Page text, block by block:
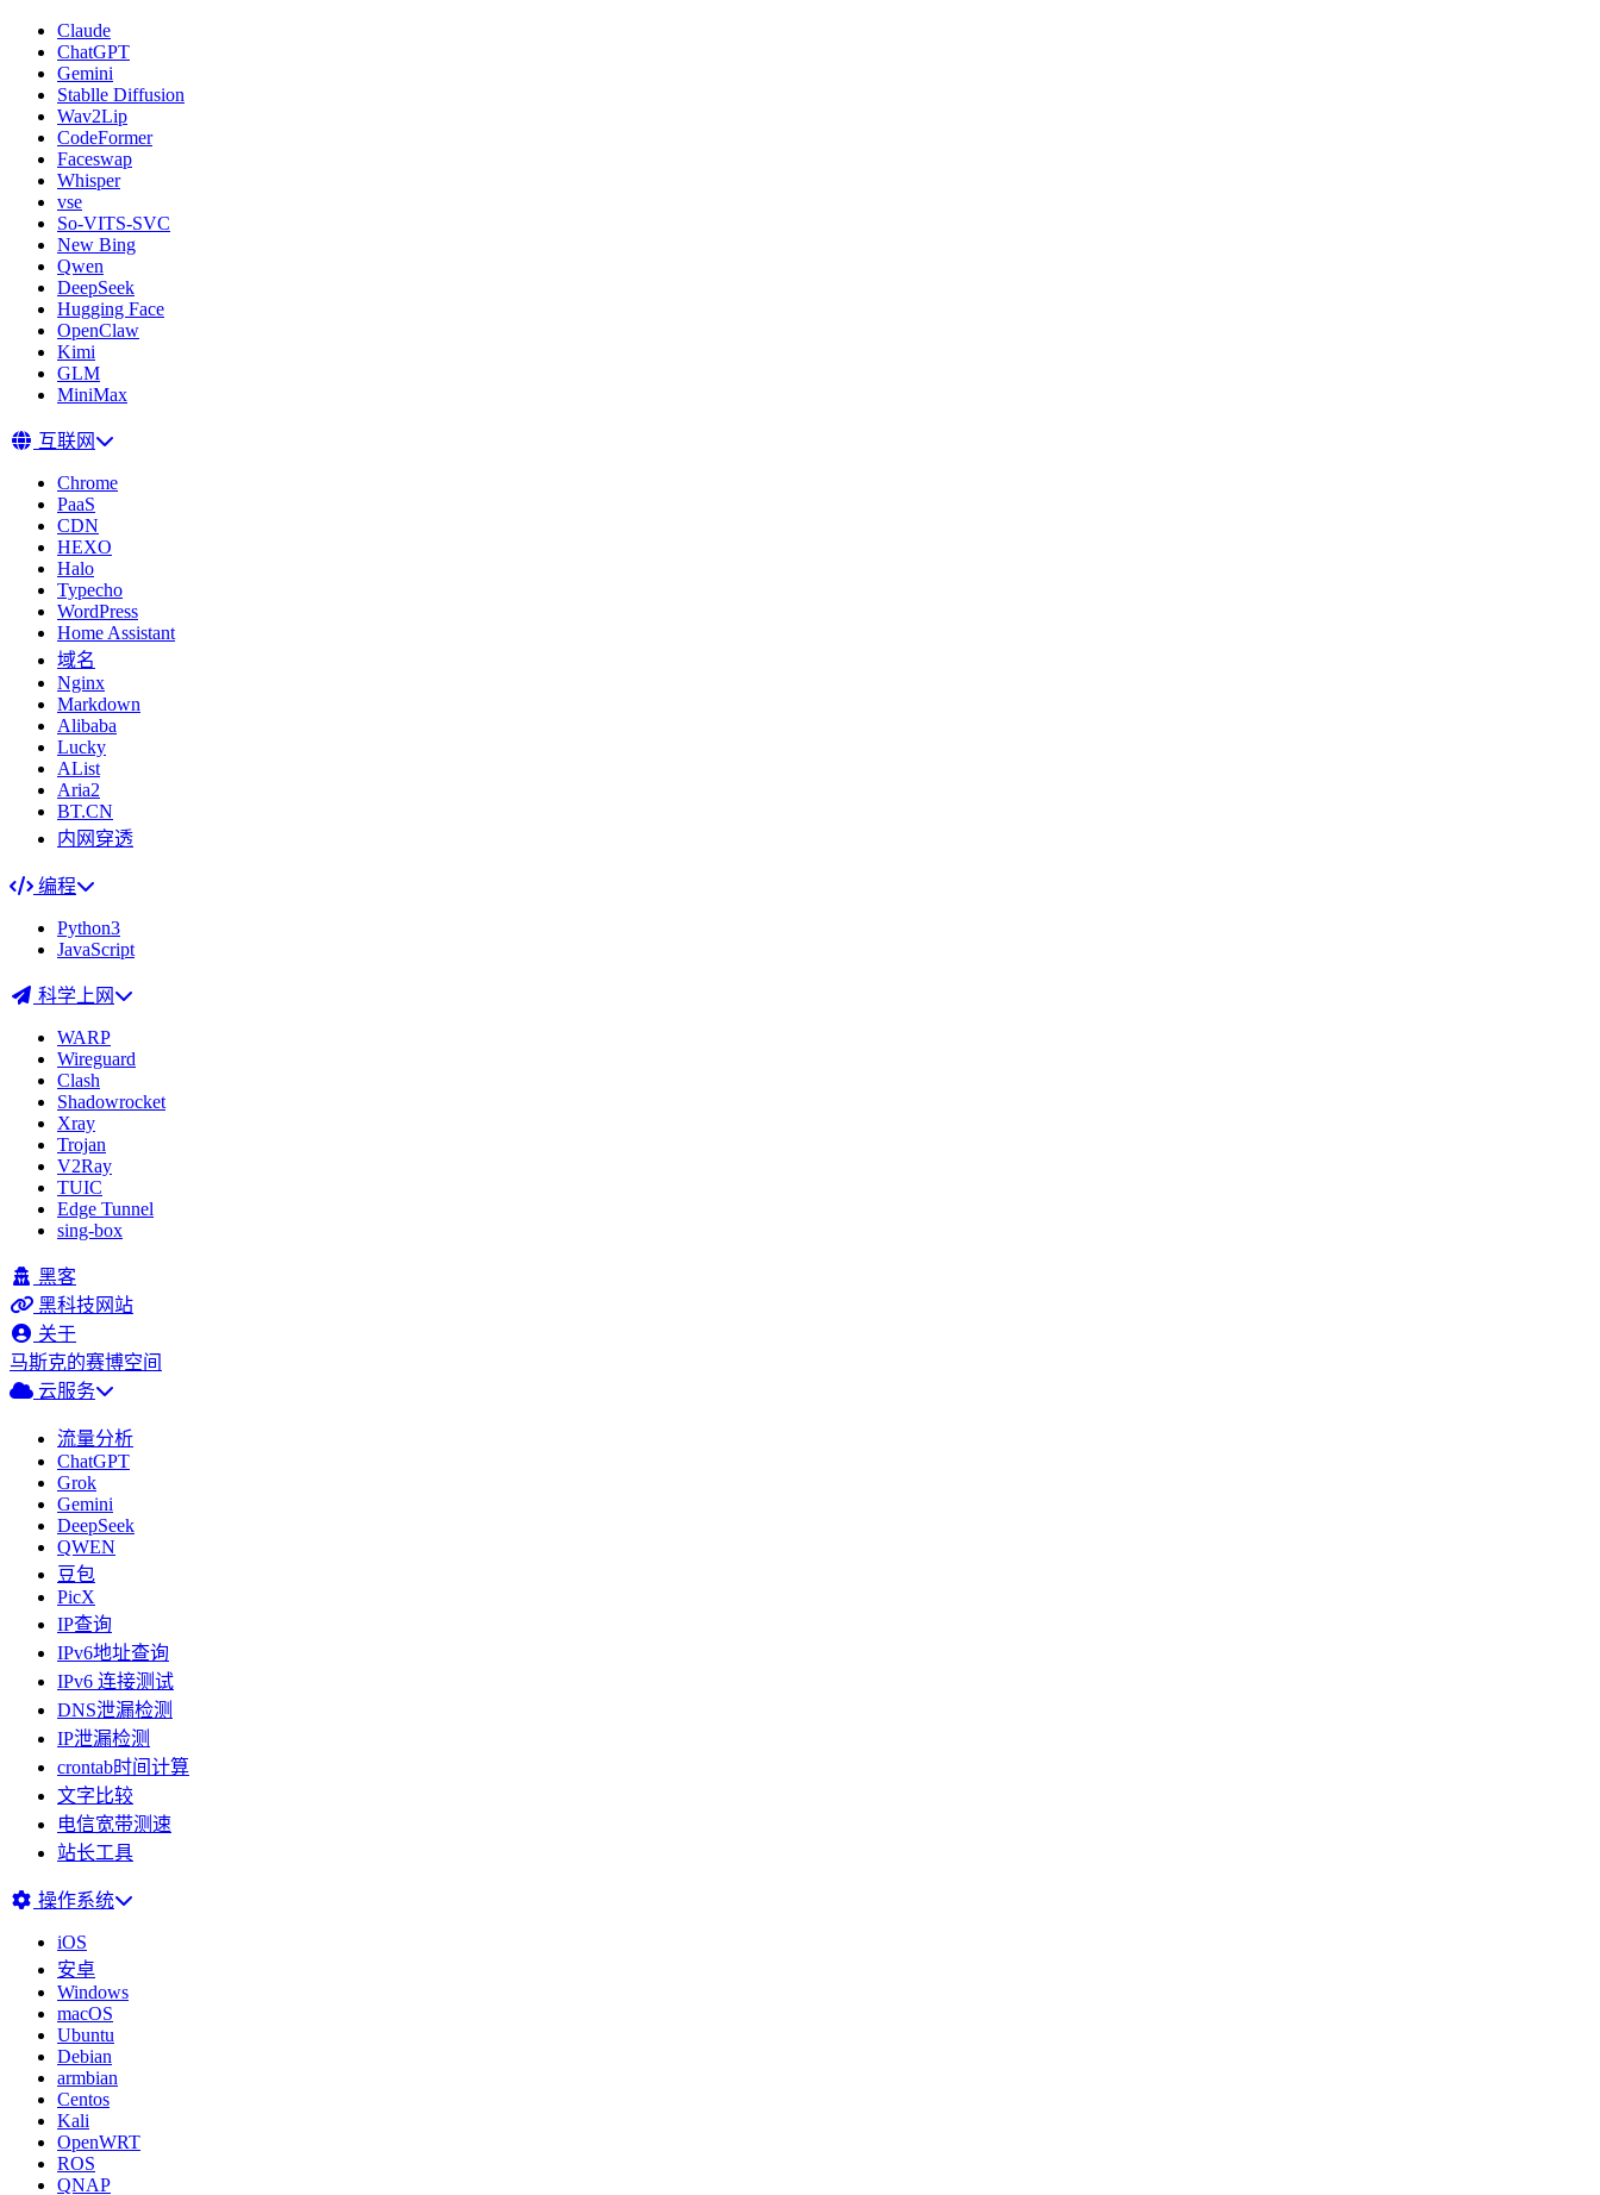
Claude
ChatGPT
Gemini
Stablle Diffusion
Wav2Lip
CodeFormer
Faceswap
Whisper
vse
So-VITS-SVC
New Bing
Qwen
DeepSeek
Hugging Face
OpenClaw
Kimi
GLM
MiniMax
互联网
Chrome
PaaS
CDN
HEXO
Halo
Typecho
WordPress
Home Assistant
域名
Nginx
Markdown
Alibaba
Lucky
AList
Aria2
BT.CN
内网穿透
编程
Python3
JavaScript
科学上网
WARP
Wireguard
Clash
Shadowrocket
Xray
Trojan
V2Ray
TUIC
Edge Tunnel
sing-box
黑客
黑科技网站
关于
马斯克的赛博空间
云服务
流量分析
ChatGPT
Grok
Gemini
DeepSeek
QWEN
豆包
PicX
IP查询
IPv6地址查询
IPv6 连接测试
DNS泄漏检测
IP泄漏检测
crontab时间计算
文字比较
电信宽带测速
站长工具
操作系统
iOS
安卓
Windows
macOS
Ubuntu
Debian
armbian
Centos
Kali
OpenWRT
ROS
QNAP